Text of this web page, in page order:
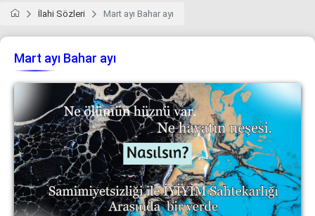
İlahi Sözleri Mart ayı Bahar ayı
Mart ayı Bahar ayı